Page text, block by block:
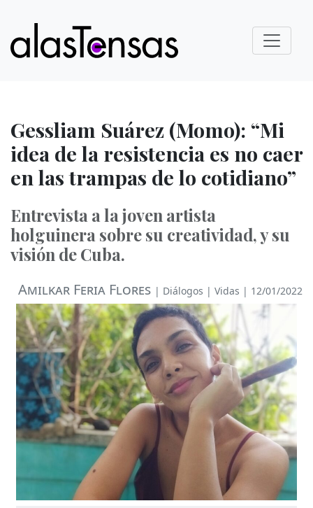
Gessliam Suárez (Momo): “Mi
idea de la resistencia es no caer
en las trampas de lo cotidiano”
Entrevista a la joven artista
holguinera sobre su creatividad, y su
visión de Cuba.
Amilkar Feria Flores | Diálogos | Vidas | 12/01/2022